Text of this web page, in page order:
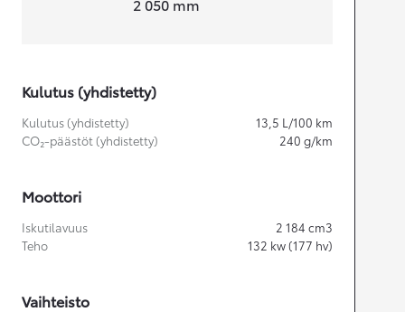
Kulutus (yhdistetty)
Kulutus (yhdistetty) 13,5 L/100 km
CO₂-päästöt (yhdistetty)
240 g/km
Moottori
Iskutilavuus 2 184 cm3
Teho
132 kw (177 hv)
Vaihteisto